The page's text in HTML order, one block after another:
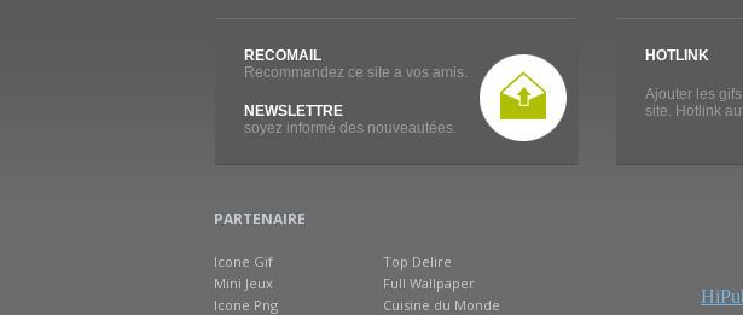
RECOMAIL
Recommandez ce site a vos amis.
NEWSLETTRE
soyez informé des nouveautées.
HOTLINK
Ajouter les
site. Hotlink
PARTENAIRE
Icone Gif
Mini Jeux
Icone Png
Top Delire
Full Wallpaper
Cuisine du Monde